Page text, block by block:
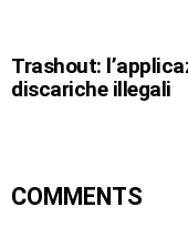
Trashout:
discariche illegali
COMMENTS